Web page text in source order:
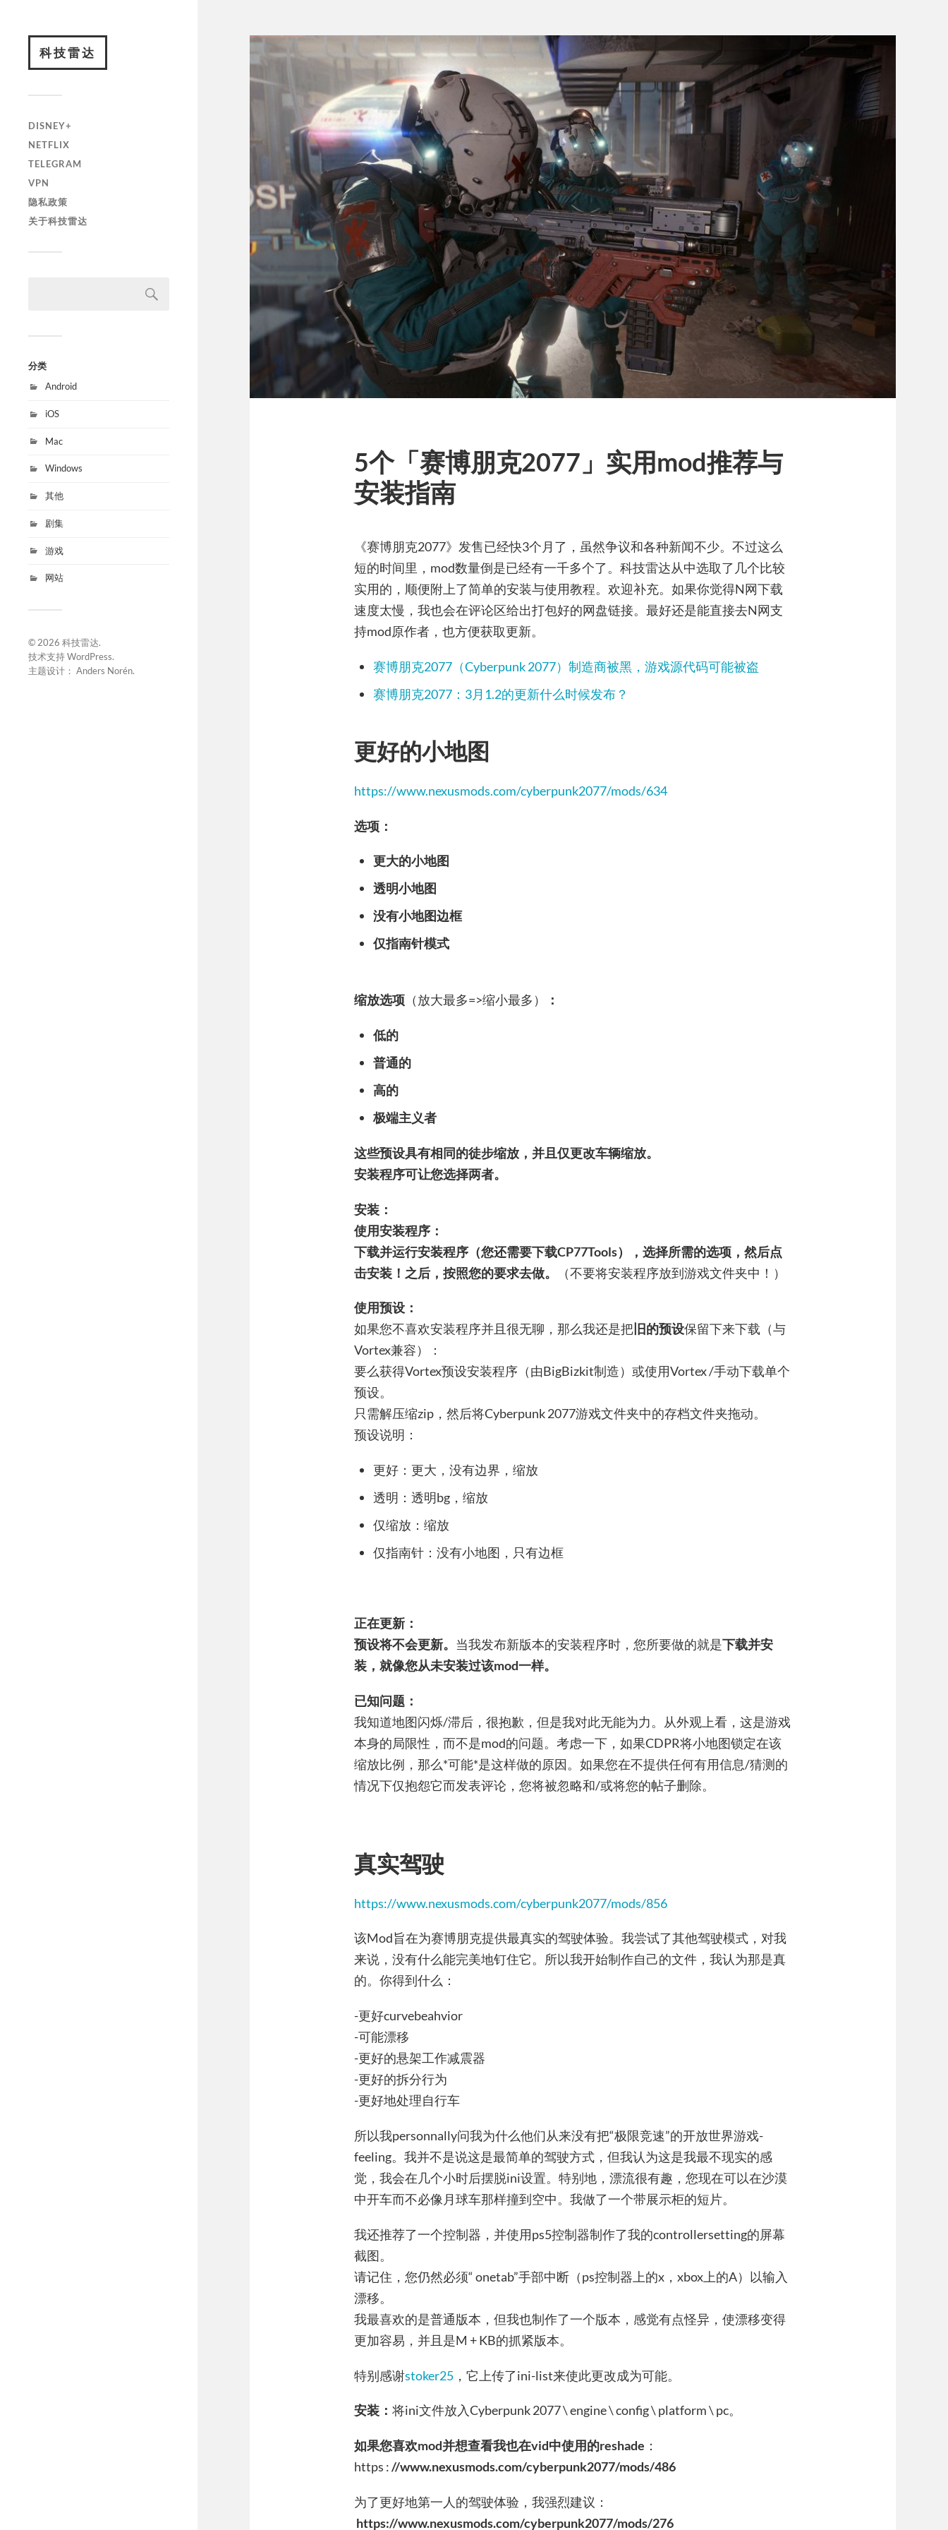
科技雷达
DISNEY+
NETFLIX
TELEGRAM
VPN
隐私政策
关于科技雷达
分类
Android
iOS
Mac
Windows
其他
剧集
游戏
网站
© 2026 科技雷达.
技术支持WordPress.
主题设计： Anders Norén.
5个「赛博朋克2077」实用mod推荐与
安装指南
《赛博朋克2077》发售已经快3个月了，虽然争议和各种新闻不少。不过这么
短的时间里，mod数量倒是已经有一千多个了。科技雷达从中选取了几个比较
实用的，顺便附上了简单的安装与使用教程。欢迎补充。如果你觉得N网下载
速度太慢，我也会在评论区给出打包好的网盘链接。最好还是能直接去N网支
持mod原作者，也方便获取更新。
赛博朋克2077（Cyber​​punk 2077）制造商被黑，游戏源代码可能被盗
赛博朋克2077：3月1.2的更新什么时候发布？
更好的小地图
https://www.nexusmods.com/cyberpunk2077/mods/634
选项：
更大的小地图
透明小地图
没有小地图边框
仅指南针模式
缩放选项 （放大最多=>缩小最多） ：
低的
普通的
高的
极端主义者
这些预设具有相同的徒步缩放，并且仅更改车辆缩放。
安装程序可让您选择两者。
安装：
使用安装程序：
下载并运行安装程序（您还需要下载CP77Tools），选择所需的选项，然后点
击安装！之后，按照您的要求去做。
（不要将安装程序放到游戏文件夹中！）
使用预设：
如果您不喜欢安装程序并且很无聊，那么我还是把 旧的预设保留下来下载（与
Vortex兼容）：
要么获得Vortex预设安装程序（由BigBizkit制造）或使用Vortex /手动下载单个
预设。
只需解压缩zip，然后将Cyber​​punk 2077游戏文件夹中的存档文件夹拖动。
预设说明：
更好：更大，没有边界，缩放
透明：透明bg，缩放
仅缩放：缩放
仅指南针：没有小地图，只有边框
正在更新：
预设将不会更新。 当我发布新版本的安装程序时，您所要做的就是下载并安
装，就像您从未安装过该mod一样。
已知问题：
我知道地图闪烁/滞后，很抱歉，但是我对此无能为力。从外观上看，这是游戏
本身的局限性，而不是mod的问题。考虑一下，如果CDPR将小地图锁定在该
缩放比例，那么*可能*是这样做的原因。如果您在不提供任何有用信息/猜测的
情况下仅抱怨它而发表评论，您将被忽略和/或将您的帖子删除。
真实驾驶
https://www.nexusmods.com/cyberpunk2077/mods/856​
该Mod旨在为赛博朋克提供最真实的驾驶体验。我尝试了其他驾驶模式，对我
来说，没有什么能完美地钉住它。所以我开始制作自己的文件，我认为那是真
的。你得到什么：
-更好curvebeahvior
-可能漂移
-更好的悬架工作减震器
-更好的拆分行为
-更好地处理自行车
所以我personnally问我为什么他们从来没有把“极限竞速”的开放世界游戏-
feeling。我并不是说这是最简单的驾驶方式，但我认为这是我最不现实的感
觉，我会在几个小时后摆脱ini设置。特别地，漂流很有趣，您现在可以在沙漠
中开车而不必像月球车那样撞到空中。我做了一个带展示柜的短片。
我还推荐了一个控制器，并使用ps5控制器制作了我的controllersetting的屏幕
截图。
请记住，您仍然必须“ onetab”手部中断（ps控制器上的x，xbox上的A）以输入
漂移。
我最喜欢的是普通版本，但我也制作了一个版本，感觉有点怪异，使漂移变得
更加容易，并且是M + KB的抓紧版本。
特别感谢stoker25 ，它上传了ini-list来使此更改成为可能。
安装： 将ini文件放入Cyber​​punk 2077 \ engine \ config \ platform \ pc。
如果您喜欢mod并想查看我也在vid中使用的reshade ：
https ://www.nexusmods.com/cyberpunk2077/mods/486
为了更好地第一人的驾驶体验，我强烈建议：
https://www.nexusmods.com/cyberpunk2077/mods/276